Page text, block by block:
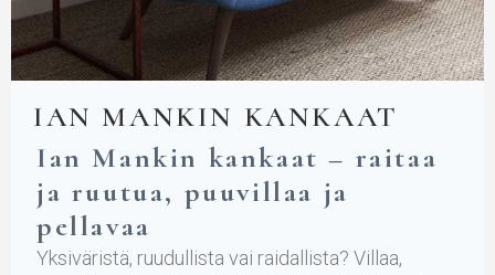
IAN MANKIN KANKAAT
Ian Mankin kankaat – raitaa
ja ruutua, puuvillaa ja
pellavaa
Yksiväristä, ruudullista vai raidallista? Villaa,